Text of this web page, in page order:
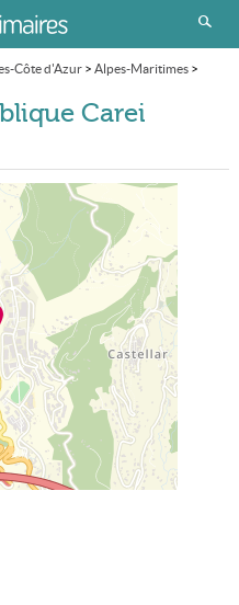
Côte d'Azur> Alpes-Maritimes>
Carei